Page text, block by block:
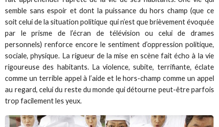
semble sans espoir et dont la puissance du hors champ (que ce
soit celui de la situation politique qui n’est que brièvement évoquée
par le prisme de l’écran de télévision ou celui de drames
personnels) renforce encore le sentiment d’oppression politique,
sociale, physique. La rigueur de la mise en scène fait écho à la vie
rigoureuse des habitants. La violence, subite, terrifiante, éclate
comme un terrible appel à l’aide et le hors-champ comme un appel
au regard, celui du reste du monde qui détourne peut-être parfois
trop facilement les yeux.